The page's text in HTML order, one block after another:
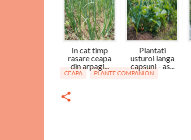
In cat timp
rasare ceapa
din arpagi...
Plantati
usturoi langa
capsuni - as...
CEAPA PLANTE COMPANION